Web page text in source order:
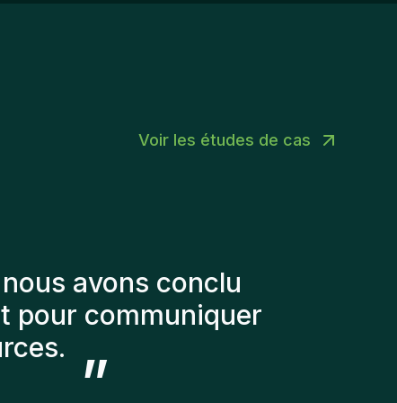
Voir les études de cas
éléments
que l'on a
content des